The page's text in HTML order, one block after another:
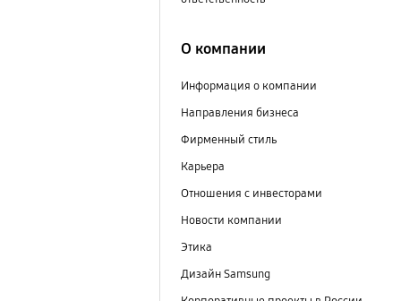
О компании
Информация о компании
Направления бизнеса
Фирменный стиль
Карьера
Отношения с инвесторами
Новости компании
Этика
Дизайн Samsung